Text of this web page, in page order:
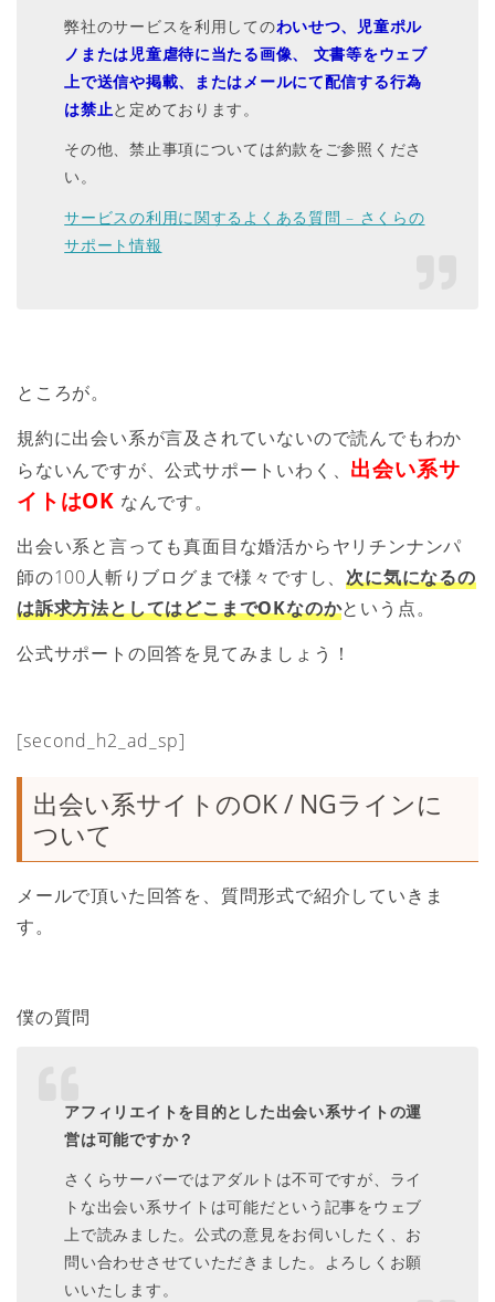
弊社のサービスを利用してのわいせつ、児童ポル
ノまたは児童虐待に当たる画像、 文書等をウェブ
上で送信や掲載、またはメールにて配信する行為
は禁止と定めております。
その他、禁止事項については約款をご参照くださ
い。
サービスの利用に関するよくある質問 – さくらの
サポート情報
ところが。
規約に出会い系が言及されていないので読んでもわか
らないんですが、公式サポートいわく、 出会い系サ
イトはOK なんです。
出会い系と言っても真面目な婚活からヤリチンナンパ
師の100人斬りブログまで様々ですし、次に気になるの
は訴求方法としてはどこまでOKなのかという点。
公式サポートの回答を見てみましょう！
[second_h2_ad_sp]
出会い系サイトのOK / NGラインに
ついて
メールで頂いた回答を、質問形式で紹介していきま
す。
僕の質問
アフィリエイトを目的とした出会い系サイトの運
営は可能ですか？
さくらサーバーではアダルトは不可ですが、ライ
トな出会い系サイトは可能だという記事をウェブ
上で読みました。公式の意見をお伺いしたく、お
問い合わせさせていただきました。よろしくお願
いいたします。